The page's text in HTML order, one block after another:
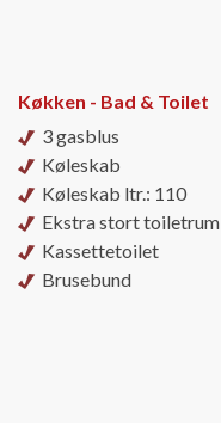
Køkken - Bad & Toilet
3 gasblus
Køleskab
Køleskab ltr.: 110
Ekstra stort toiletrum
Kassettetoilet
Brusebund